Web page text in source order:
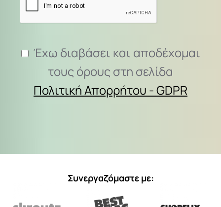
Έχω διαβάσει και αποδέχομαι
τους όρους στη σελίδα
Πολιτική Απορρήτου - GDPR
Συνεργαζόμαστε με: